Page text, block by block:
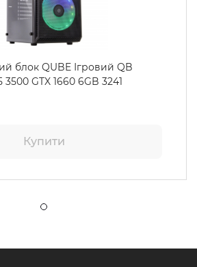
блок QUBE Ігровий QB
3500 GTX 1660 6GB 3241
Купити